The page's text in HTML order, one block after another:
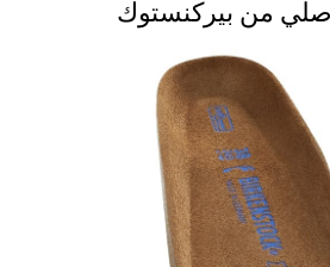
من بيركنستوك